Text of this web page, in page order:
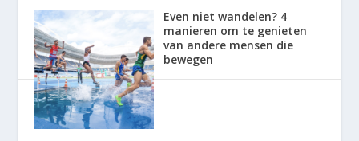
Even niet wandelen? 4
manieren om te genieten
van andere mensen die
bewegen